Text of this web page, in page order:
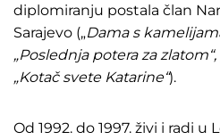
diplomiranju postala član
Sarajevo („Dama s
„Poslednja potera za
„Kotač svete Katarine“).
Od 1992. do 1997. živi i radi u